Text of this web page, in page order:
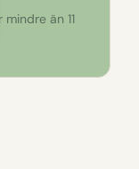
än 11